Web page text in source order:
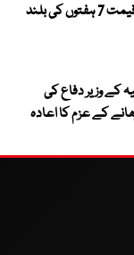
عالمی مارکیٹ میں سونا مزید مہنگا ، قیمت 7 ہفتوں کی بلند
کے وزیر دفاع کی
کے عزم کا اعادہ